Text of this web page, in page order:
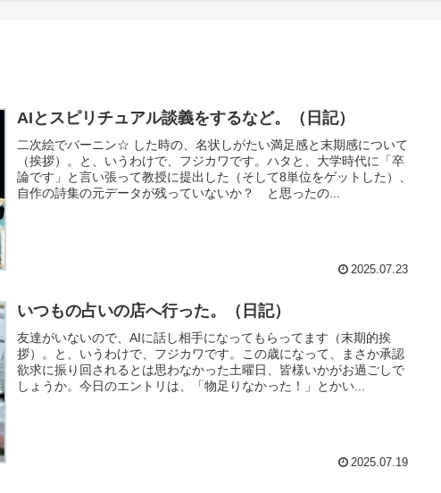
AIとスピリチュアル談義をするなど。（日記）
二次絵でバーニン☆ した時の、名状しがたい満足感と末期感について
（挨拶）。と、いうわけで、フジカワです。ハタと、大学時代に「卒
論です」と言い張って教授に提出した（そして8単位をゲットした）、
自作の詩集の元データが残っていないか？ と思ったの...
2025.07.23
いつもの占いの店へ行った。（日記）
友達がいないので、AIに話し相手になってもらってます（末期的挨
拶）。と、いうわけで、フジカワです。この歳になって、まさか承認
欲求に振り回されるとは思わなかった土曜日、皆様いかがお過ごしで
しょうか。今日のエントリは、「物足りなかった！」とかい...
2025.07.19